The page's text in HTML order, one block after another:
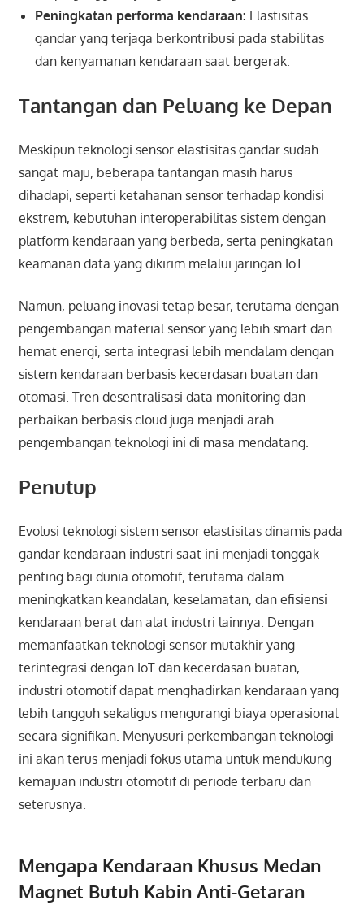
Peningkatan performa kendaraan: Elastisitas
gandar yang terjaga berkontribusi pada stabilitas
dan kenyamanan kendaraan saat bergerak.
Tantangan dan Peluang ke Depan
Meskipun teknologi sensor elastisitas gandar sudah
sangat maju, beberapa tantangan masih harus
dihadapi, seperti ketahanan sensor terhadap kondisi
ekstrem, kebutuhan interoperabilitas sistem dengan
platform kendaraan yang berbeda, serta peningkatan
keamanan data yang dikirim melalui jaringan IoT.
Namun, peluang inovasi tetap besar, terutama dengan
pengembangan material sensor yang lebih smart dan
hemat energi, serta integrasi lebih mendalam dengan
sistem kendaraan berbasis kecerdasan buatan dan
otomasi. Tren desentralisasi data monitoring dan
perbaikan berbasis cloud juga menjadi arah
pengembangan teknologi ini di masa mendatang.
Penutup
Evolusi teknologi sistem sensor elastisitas dinamis pada
gandar kendaraan industri saat ini menjadi tonggak
penting bagi dunia otomotif, terutama dalam
meningkatkan keandalan, keselamatan, dan efisiensi
kendaraan berat dan alat industri lainnya. Dengan
memanfaatkan teknologi sensor mutakhir yang
terintegrasi dengan IoT dan kecerdasan buatan,
industri otomotif dapat menghadirkan kendaraan yang
lebih tangguh sekaligus mengurangi biaya operasional
secara signifikan. Menyusuri perkembangan teknologi
ini akan terus menjadi fokus utama untuk mendukung
kemajuan industri otomotif di periode terbaru dan
seterusnya.
Mengapa Kendaraan Khusus Medan
Magnet Butuh Kabin Anti-Getaran